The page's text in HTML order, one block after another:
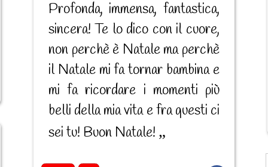
Profonda, immensa, fantastica,
sincera! Te lo dico con il cuore,
non perchè è Natale ma perchè
il Natale mi fa tornar bambina e
mi fa ricordare i momenti più
belli della mia vita e fra questi ci
sei tu! Buon Natale!